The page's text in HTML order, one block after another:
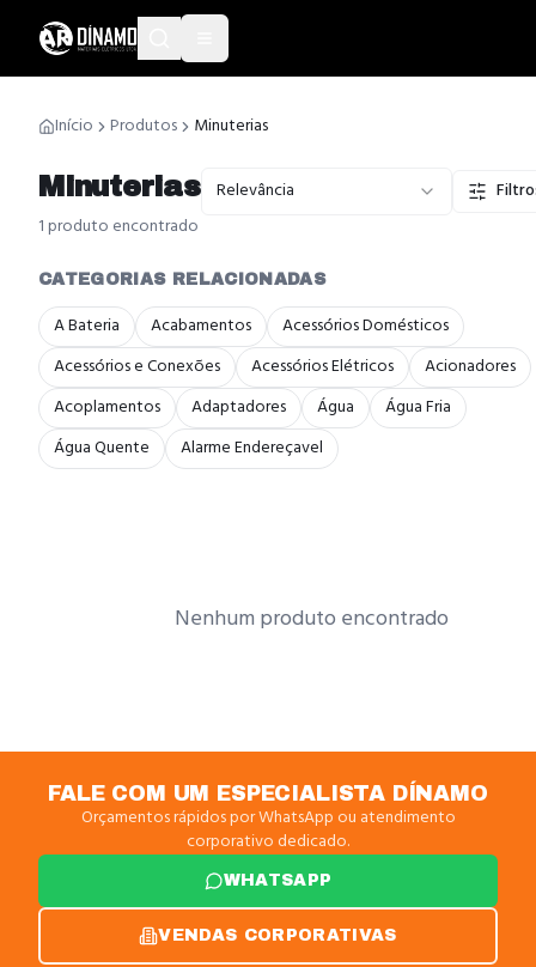
Início Produtos Minuterias
Minuterias
1produto encontrado
Relevância
CATEGORIAS RELACIONADAS
A Bateria Acabamentos
Acessórios Domésticos
Acessórios e Conexões
Acessórios Elétricos
Acionadores
Acoplamentos
Adaptadores Água
Água Fria
Água Quente
Alarme Endereçavel
Nenhum produto encontrado
FALE COM UM ESPECIALISTA DÍNAMO
Orçamentos rápidos por WhatsApp ou atendimento
corporativo dedicado.
WHATSAPP
VENDAS CORPORATIVAS